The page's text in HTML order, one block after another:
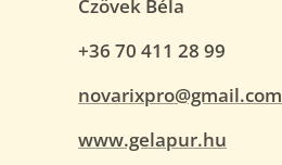
Czövek Béla
+36 70 411 28 99
novarixpro@gmail.com
www.gelapur.hu